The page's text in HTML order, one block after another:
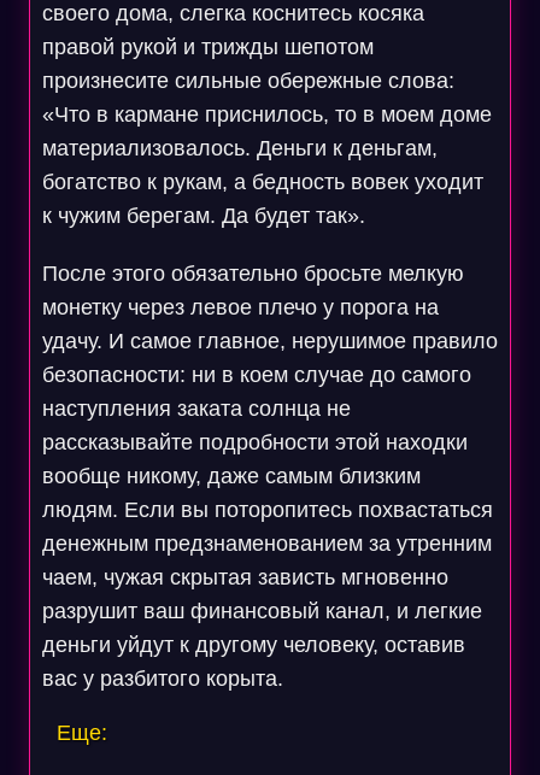
своего дома, слегка коснитесь косяка
правой рукой и трижды шепотом
произнесите сильные обережные слова:
«Что в кармане приснилось, то в моем доме
материализовалось. Деньги к деньгам,
богатство к рукам, а бедность вовек уходит
к чужим берегам. Да будет так».
После этого обязательно бросьте мелкую
монетку через левое плечо у порога на
удачу. И самое главное, нерушимое правило
безопасности: ни в коем случае до самого
наступления заката солнца не
рассказывайте подробности этой находки
вообще никому, даже самым близким
людям. Если вы поторопитесь похвастаться
денежным предзнаменованием за утренним
чаем, чужая скрытая зависть мгновенно
разрушит ваш финансовый канал, и легкие
деньги уйдут к другому человеку, оставив
вас у разбитого корыта.
Еще: